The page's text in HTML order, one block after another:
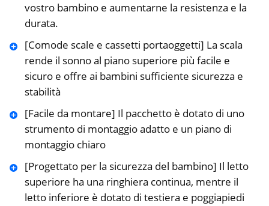
vostro bambino e aumentarne la resistenza e la
durata.
[Comode scale e cassetti portaoggetti] La scala
rende il sonno al piano superiore più facile e
sicuro e offre ai bambini sufficiente sicurezza e
stabilità
[Facile da montare] Il pacchetto è dotato di uno
strumento di montaggio adatto e un piano di
montaggio chiaro
[Progettato per la sicurezza del bambino] Il letto
superiore ha una ringhiera continua, mentre il
letto inferiore è dotato di testiera e poggiapiedi